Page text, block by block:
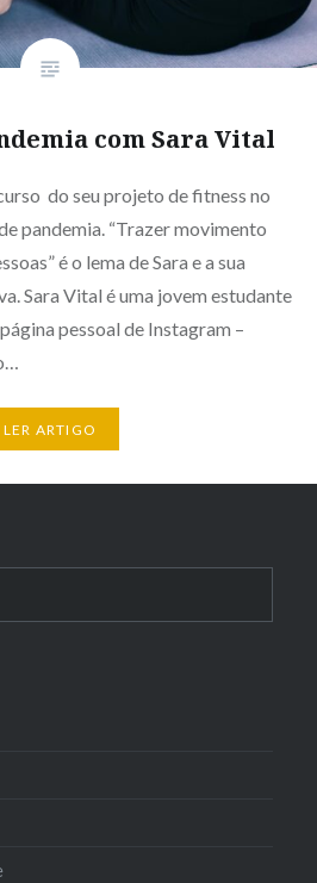
com Sara Vital
do seu projeto de fitness no
pandemia. “Trazer movimento
é o lema de Sara e a sua
Sara Vital é uma jovem estudante
pessoal de Instagram –
LER ARTIGO